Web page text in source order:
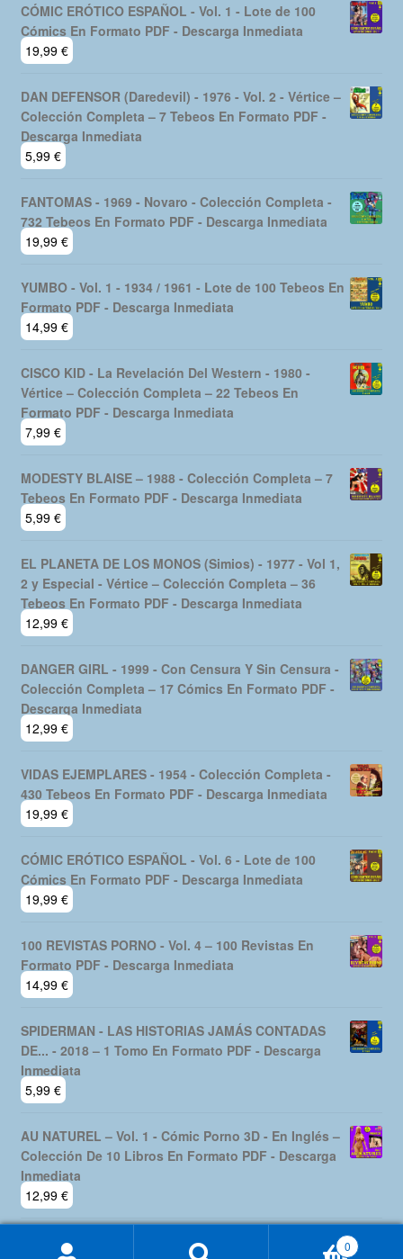
CÓMIC ERÓTICO ESPAÑOL - Vol. 1 - Lote de 100
Cómics En Formato PDF - Descarga Inmediata
19,99 €
DAN DEFENSOR (Daredevil) - 1976 - Vol. 2 - Vértice –
Colección Completa – 7 Tebeos En Formato PDF -
Descarga Inmediata
5,99 €
FANTOMAS - 1969 - Novaro - Colección Completa -
732 Tebeos En Formato PDF - Descarga Inmediata
19,99 €
YUMBO - Vol. 1 - 1934 / 1961 - Lote de 100 Tebeos En
Formato PDF - Descarga Inmediata
14,99 €
CISCO KID - La Revelación Del Western - 1980 -
Vértice – Colección Completa – 22 Tebeos En
Formato PDF - Descarga Inmediata
7,99 €
MODESTY BLAISE – 1988 - Colección Completa – 7
Tebeos En Formato PDF - Descarga Inmediata
5,99 €
EL PLANETA DE LOS MONOS (Simios) - 1977 - Vol 1,
2 y Especial - Vértice – Colección Completa – 36
Tebeos En Formato PDF - Descarga Inmediata
12,99 €
DANGER GIRL - 1999 - Con Censura Y Sin Censura -
Colección Completa – 17 Cómics En Formato PDF -
Descarga Inmediata
12,99 €
VIDAS EJEMPLARES - 1954 - Colección Completa -
430 Tebeos En Formato PDF - Descarga Inmediata
19,99 €
CÓMIC ERÓTICO ESPAÑOL - Vol. 6 - Lote de 100
Cómics En Formato PDF - Descarga Inmediata
19,99 €
100 REVISTAS PORNO - Vol. 4 – 100 Revistas En
Formato PDF - Descarga Inmediata
14,99 €
SPIDERMAN - LAS HISTORIAS JAMÁS CONTADAS
DE... - 2018 – 1 Tomo En Formato PDF - Descarga
Inmediata
5,99 €
AU NATUREL – Vol. 1 - Cómic Porno 3D - En Inglés –
Colección De 10 Libros En Formato PDF - Descarga
Inmediata
12,99 €
0